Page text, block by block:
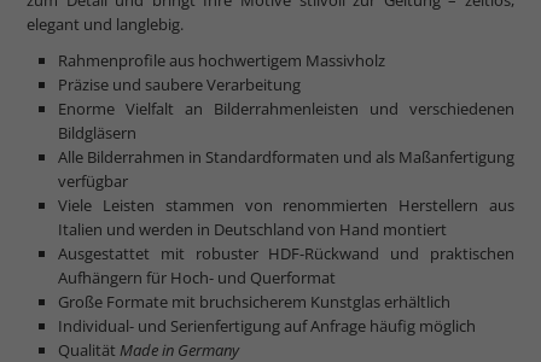
elegant und langlebig.
Rahmenprofile aus hochwertigem Massivholz
Präzise und saubere Verarbeitung
Enorme Vielfalt an Bilderrahmenleisten und verschiedenen
Bildgläsern
Alle Bilderrahmen in Standardformaten und als Maßanfertigung
verfügbar
Viele Leisten stammen von renommierten Herstellern aus
Italien und werden in Deutschland von Hand montiert
Ausgestattet mit robuster HDF-Rückwand und praktischen
Aufhängern für Hoch- und Querformat
Große Formate mit bruchsicherem Kunstglas erhältlich
Individual- und Serienfertigung auf Anfrage häufig möglich
Qualität Made in Germany